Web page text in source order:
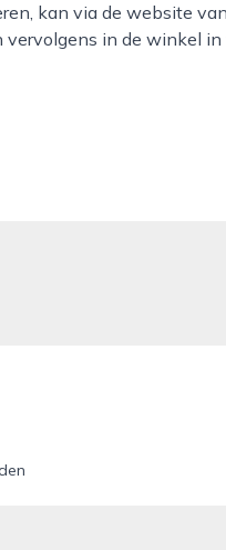
kan via de website
vervolgens in de winkel